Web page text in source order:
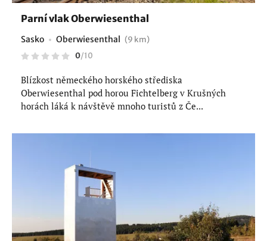
Parní vlak Oberwiesenthal
Sasko Oberwiesenthal (9 km)
0/10
Blízkost německého horského střediska
Oberwiesenthal pod horou Fichtelberg v Krušných
horách láká k návštěvě mnoho turistů z Če...